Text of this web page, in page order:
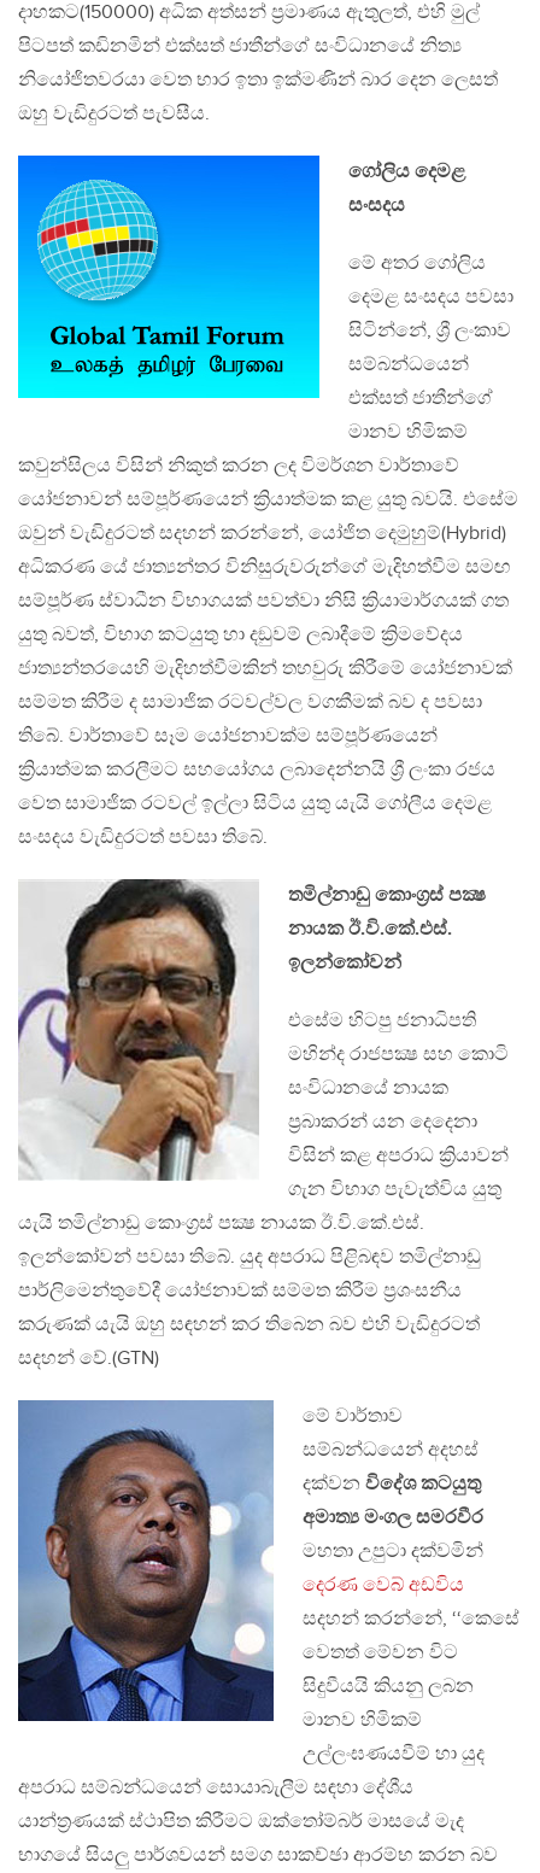
දාහකට(150000) අධික අත්සන් ප්‍රමාණය ඇතුලත්, එහි මුල්
පිටපත් කඩිනමින් එක්සත් ජාතීන්ගේ සංවිධානයේ නිත්‍ය
නියෝජිතවරයා වෙත භාර ඉතා ඉක්මණින් බාර දෙන ලෙසත්
ඔහු වැඩිදුරටත් පැවසීය.
ගෝලිය දෙමළ
සංසදය
මේ අතර ගෝලිය
දෙමළ සංසදය පවසා
සිටින්නේ, ශ්‍රී ලංකාව
සම්බන්ධයෙන්
එක්සත් ජාතීන්ගේ
මානව හිමිකම්
කවුන්සිලය විසින් නිකුත් කරන ලද විමර්ශන වාර්තාවේ
යෝජනාවන් සම්පූර්ණයෙන් ක්‍රියාත්මක කළ යුතු බවයි. එසේම
ඔවුන් වැඩිදුරටත් සදහන් කරන්නේ, යෝජිත දෙමුහුම්(Hybrid)
අධිකරණ යේ ජාත්‍යන්තර විනිසුරුවරුන්ගේ මැදිහත්වීම සමඟ
සම්පූර්ණ ස්වාධීන විභාගයක් පවත්වා නිසි ක්‍රියාමාර්ගයක් ගත
යුතු බවත්, විභාග කටයුතු හා දඞුවම් ලබාදීමේ ක්‍රිමවේදය
ජාත්‍යන්තරයෙහි මැදිහත්වීමකින් තහවුරු කිරීමේ යෝජනාවක්
සම්මත කිරීම ද සාමාජික රටවල්වල වගකීමක් බව ද පවසා
තිබේ. වාර්තාවේ සෑම යෝජනාවක්ම සම්පූර්ණයෙන්
ක්‍රියාත්මක කරලීමට සහයෝගය ලබාදෙන්නයි ශ්‍රී ලංකා රජය
වෙත සාමාජික රටවල් ඉල්ලා සිටිය යුතු යැයි ගෝලීය දෙමළ
සංසදය වැඩිදුරටත් පවසා තිබේ.
තමිල්නාඩු කොංග්‍රස් පක්‍ෂ
නායක ඊ.වි.කේ.එස්.
ඉලන්කෝවන්
එසේම හිටපු ජනාධිපති
මහින්ද රාජපක්‍ෂ සහ කොටි
සංවිධානයේ නායක
ප්‍රබාකරන් යන දෙදෙනා
විසින් කළ අපරාධ ක්‍රියාවන්
ගැන විභාග පැවැත්විය යුතු
යැයි තමිල්නාඩු කොංග්‍රස් පක්‍ෂ නායක ඊ.වි.කේ.එස්.
ඉලන්කෝවන් පවසා තිබේ. යුද අපරාධ පිළිබඳව තමිල්නාඩු
පාර්ලිමෙන්තුවේදී යෝජනාවක් සම්මත කිරීම ප්‍රශංසනීය
කරුණක් යැයි ඔහු සඳහන් කර තිබෙන බව එහි වැඩිදුරටත්
සදහන් වේ.(GTN)
මේ වාර්තාව
සම්බන්ධයෙන් අදහස්
දක්වන විදේශ කටයුතු
අමාත්‍ය මංගල සමරවීර
මහතා උපුටා දක්වමින්
දෙරණ වෙබ් අඩවිය
සදහන් කරන්නේ, ‘‘කෙසේ
වෙතත් මේවන විට
සිදුවීයයි කියනු ලබන
මානව හිමිකම්
උල්ලංඝණයවීම් හා යුද
අපරාධ සම්බන්ධයෙන් සොයාබැලීම සඳහා දේශීය
යාන්ත්‍රණයක් ස්ථාපිත කිරීමට ඔක්තෝම්බර් මාසයේ මැද
භාගයේ සියලු පාර්ශවයන් සමග සාකච්ඡා ආරම්භ කරන බව